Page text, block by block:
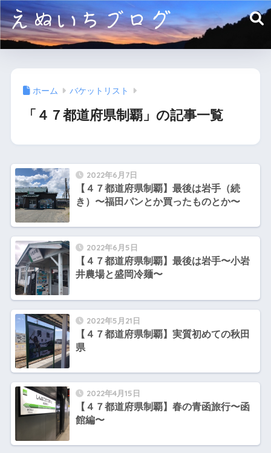
ホーム バケットリスト
「４７都道府県制覇」の記事一覧
2022年6月7日
【４７都道府県制覇】最後は岩手（続
き）〜福田パンとか買ったものとか〜
2022年6月5日
【４７都道府県制覇】最後は岩手〜小岩
井農場と盛岡冷麺〜
2022年5月21日
【４７都道府県制覇】実質初めての秋田
県
2022年4月15日
【４７都道府県制覇】春の青函旅行〜函
館編〜